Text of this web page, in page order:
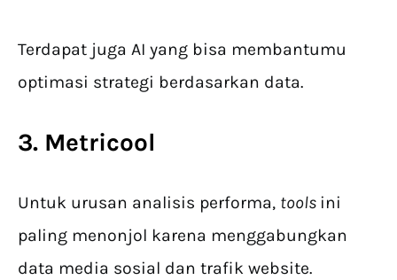
Terdapat juga AI yang bisa membantumu
optimasi strategi berdasarkan data.
3. Metricool
Untuk urusan analisis performa, tools ini
paling menonjol karena menggabungkan
data media sosial dan trafik website.